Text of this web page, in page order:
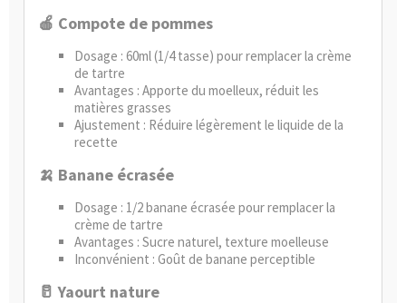
🍎 Compote de pommes
Dosage : 60ml (1/4 tasse) pour remplacer la crème
de tartre
Avantages : Apporte du moelleux, réduit les
matières grasses
Ajustement : Réduire légèrement le liquide de la
recette
🍌 Banane écrasée
Dosage : 1/2 banane écrasée pour remplacer la
crème de tartre
Avantages : Sucre naturel, texture moelleuse
Inconvénient : Goût de banane perceptible
🥛 Yaourt nature